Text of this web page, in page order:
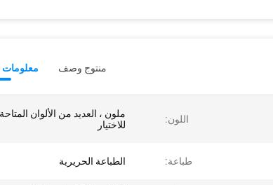
معلومات منتوج وصف
اللون:
ملون ، العديد من الألوان المتاحة
للاختيار
طباعة: الطباعة الحريرية